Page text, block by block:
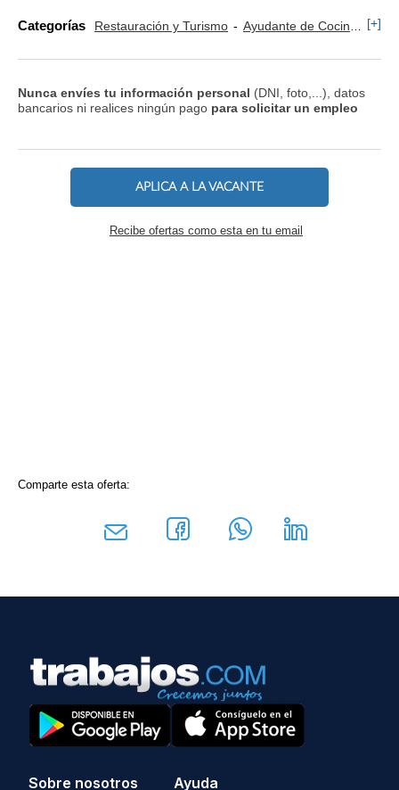
Categorías Restauración y Turismo Ayudante de Cocina [+]
Nunca envíes tu información personal (DNI, foto,...), datos
bancarios ni realices ningún pago para solicitar un empleo
APLICA A LA VACANTE
Recibe ofertas como esta en tu email
Comparte esta oferta:
Sobre nosotros Ayuda